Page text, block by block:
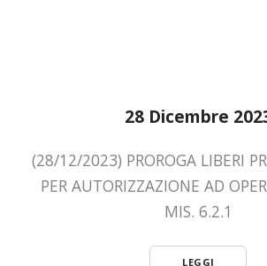
28 Dicembre
(28/12/2023) PROROGA LIBERI
PER AUTORIZZAZIONE AD
MIS. 6.2.1
LEGGI